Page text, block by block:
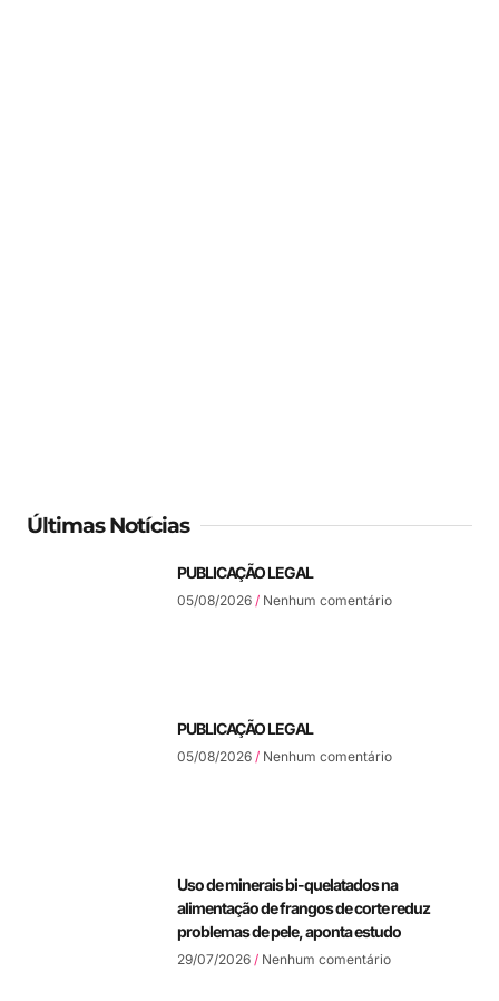
Últimas Notícias
PUBLICAÇÃO LEGAL
05/08/2026 Nenhum comentário
PUBLICAÇÃO LEGAL
05/08/2026 Nenhum comentário
Uso de minerais bi-quelatados na
alimentação de frangos de corte reduz
problemas de pele, aponta estudo
29/07/2026 Nenhum comentário